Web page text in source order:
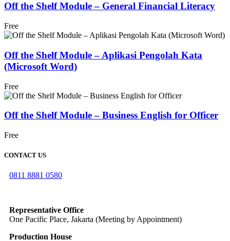
Off the Shelf Module – General Financial Literacy
Free
Off the Shelf Module – Aplikasi Pengolah Kata
(Microsoft Word)
Free
Off the Shelf Module – Business English for Officer
Free
CONTACT US
0811 8881 0580
Representative Office
One Pacific Place, Jakarta (Meeting by Appointment)
Production House